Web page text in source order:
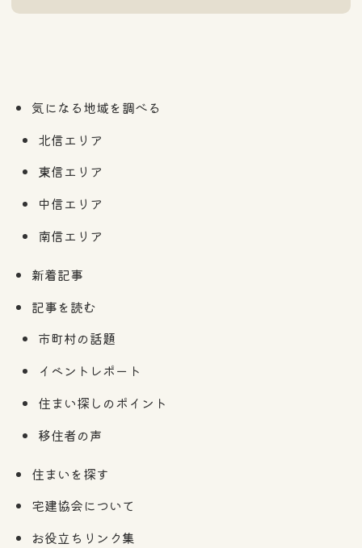
気になる地域を調べる
北信エリア
東信エリア
中信エリア
南信エリア
新着記事
記事を読む
市町村の話題
イベントレポート
住まい探しのポイント
移住者の声
住まいを探す
宅建協会について
お役立ちリンク集